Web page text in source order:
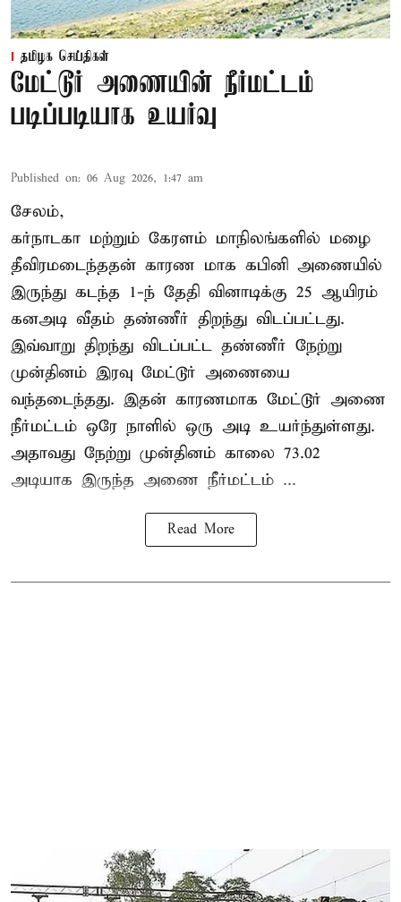
தமிழக செய்திகள்
மேட்டூர் அணையின் நீர்மட்டம்
படிப்படியாக உயர்வு
Published on: 06 Aug 2026, 1:47 am
சேலம்,
கர்நாடகா மற்றும் கேரளம் மாநிலங்களில் மழை
தீவிரமடைந்ததன் காரண மாக கபினி அணையில்
இருந்து கடந்த 1-ந் தேதி வினாடிக்கு 25 ஆயிரம்
கனஅடி வீதம் தண்ணீர் திறந்து விடப்பட்டது.
இவ்வாறு திறந்து விடப்பட்ட தண்ணீர் நேற்று
முன்தினம் இரவு மேட்டூர் அணையை
வந்தடைந்தது. இதன் காரணமாக மேட்டூர் அணை
நீர்மட்டம் ஒரே நாளில் ஒரு அடி உயர்ந்துள்ளது.
அதாவது நேற்று முன்தினம் காலை 73.02
அடியாக இருந்த அணை நீர்மட்டம் ...
Read More